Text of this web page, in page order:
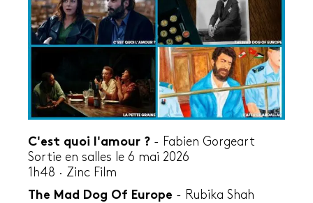
C'est quoi l'amour ? - Fabien Gorgeart
Sortie en salles le 6 mai 2026
1h48 · Zinc Film
The Mad Dog Of Europe - Rubika Shah